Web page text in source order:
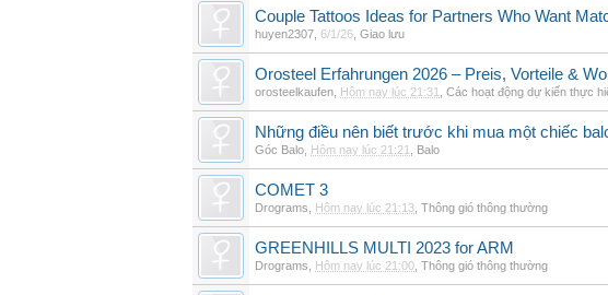
Couple Tattoos Ideas for Partners Who Want
huyen2307 6/1/26 Giao lưu
Orosteel Erfahrungen 2026 – Preis, Vorteile &
orosteelkaufen Hôm nay lúc 21:31 Các hoạt động dự kiến thực
Những điều nên biết trước khi mua một chiếc
Góc Balo Hôm nay lúc 21:21 Balo
COMET 3
Drograms Hôm nay lúc 21:13 Thông gió thông thường
GREENHILLS MULTI 2023 for ARM
Drograms Hôm nay lúc 21:00 Thông gió thông thường